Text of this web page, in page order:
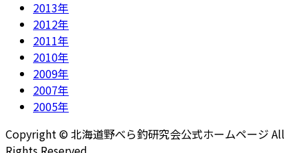
2013年
2012年
2011年
2010年
2009年
2007年
2005年
Copyright © 北海道野べら釣研究会公式ホームページ All